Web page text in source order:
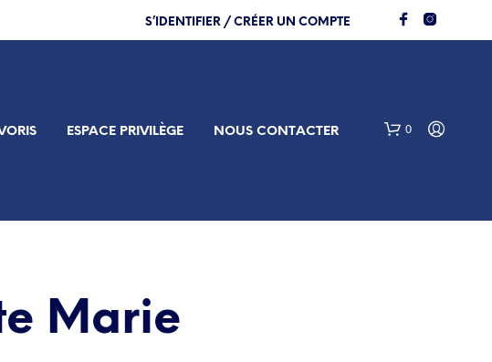
S’IDENTIFIER / CRÉER UN COMPTE
ESPACE PRIVILÈGE NOUS CONTACTER 0
Marie